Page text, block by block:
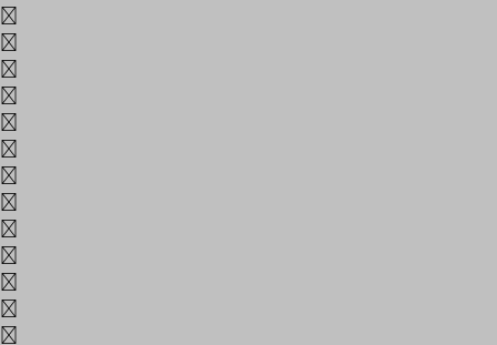
}
|
:
"
<
>
?
₩
-
=
[
]
\